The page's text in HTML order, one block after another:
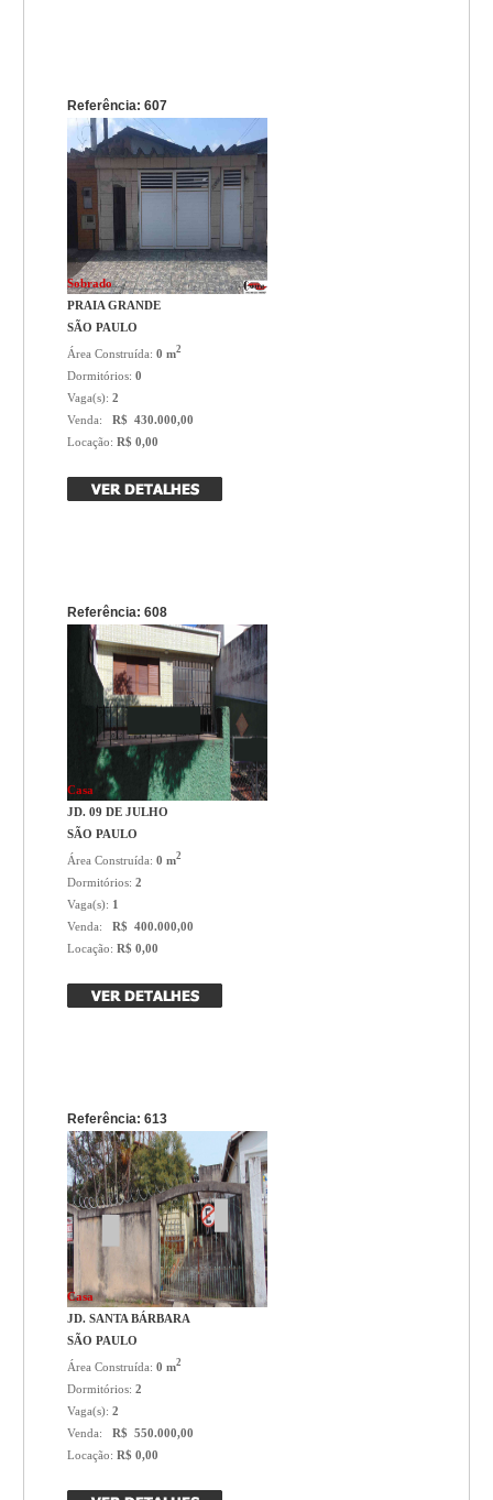
Referência: 607
Sobrado
PRAIA GRANDE
SÃO PAULO
Área Construída:0 m2
Dormitórios:0
Vaga(s):2
Venda:
R$ 430.000,00
Locação:R$ 0,00
Referência: 608
Casa
JD. 09 DE JULHO
SÃO PAULO
Área Construída:0 m2
Dormitórios:2
Vaga(s): 1
Venda:
R$ 400.000,00
Locação:R$ 0,00
Referência: 613
Casa
JD. SANTA BÁRBARA
SÃO PAULO
Área Construída:0 m2
Dormitórios:2
Vaga(s):2
Venda:
R$ 550.000,00
Locação:R$ 0,00